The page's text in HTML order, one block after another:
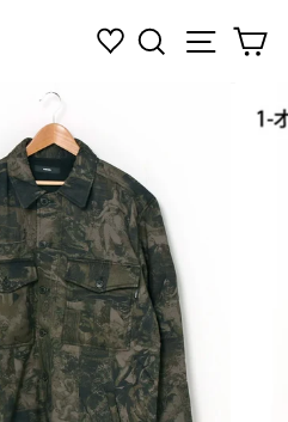
検索 ナビ